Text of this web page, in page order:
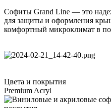
Софиты Grand Line — это
для защиты и оформления
комфортный микроклимат в
Цвета и покрытия
Premium Acryl